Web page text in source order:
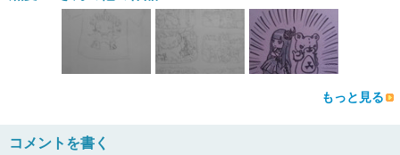
もっと見る
コメントを書く